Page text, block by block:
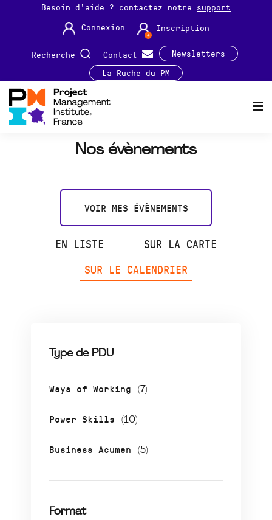
Besoin d'aide ? contactez notre support
Connexion
Inscription
Recherche Contact
Newsletters
La Ruche du PM
Nos évènements
VOIR MES ÉVÈNEMENTS
EN LISTE
SUR LA CARTE
SUR LE CALENDRIER
Type de PDU
Ways of Working (7)
Power Skills (10)
Business Acumen (5)
Format